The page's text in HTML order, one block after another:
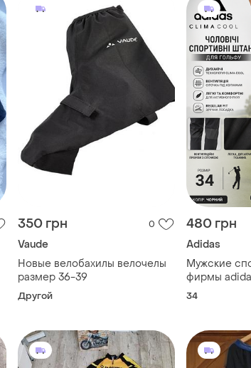
350 грн 0
Vaude
Новые велобахилы велочелы
размер 36-39
Другой
480 грн
Adidas
Мужские
фирмы
34